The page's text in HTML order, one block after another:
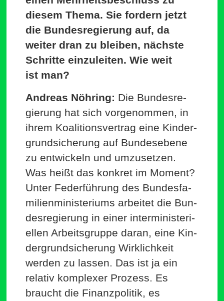
diesem Thema. Sie fordern jetzt
die Bun­des­re­gierung auf, da
weiter dran zu bleiben, nächste
Schritte ein­zu­leiten. Wie weit
ist man?
Andreas Nöhring: Die Bun­des­re­
gierung hat sich vor­ge­nommen, in
ihrem Koali­ti­ons­vertrag eine Kin­der­
grund­si­cherung auf Bun­des­ebene
zu ent­wi­ckeln und umzu­setzen.
Was heißt das konkret im Moment?
Unter Feder­führung des Bun­des­fa­
mi­li­en­mi­nis­te­riums arbeitet die Bun­
des­re­gierung in einer inter­mi­nis­te­ri­
ellen Arbeits­gruppe daran, eine Kin­
der­grund­si­cherung Wirk­lichkeit
werden zu lassen. Das ist ja ein
relativ kom­plexer Prozess. Es
braucht die Finanz­po­litik, es